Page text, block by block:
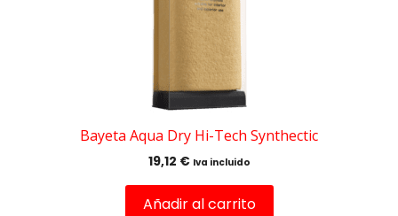
Bayeta Aqua Dry Hi-Tech Synthectic
19,12 € Iva incluido
Añadir al carrito